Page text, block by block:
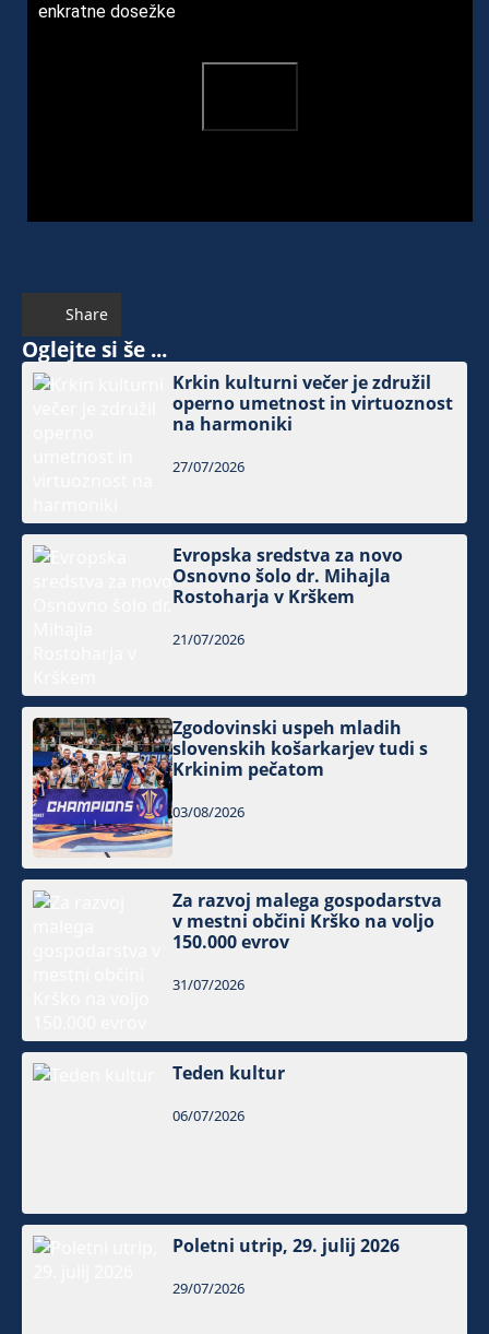
enkratne dosežke
Share
Oglejte si še ...
Krkin kulturni večer je združil
operno umetnost in virtuoznost
na harmoniki
27/07/2026
Evropska sredstva za novo
Osnovno šolo dr. Mihajla
Rostoharja v Krškem
21/07/2026
Zgodovinski uspeh mladih
slovenskih košarkarjev tudi s
Krkinim pečatom
03/08/2026
Za razvoj malega gospodarstva
v mestni občini Krško na voljo
150.000 evrov
31/07/2026
Teden kultur
06/07/2026
Poletni utrip, 29. julij 2026
29/07/2026